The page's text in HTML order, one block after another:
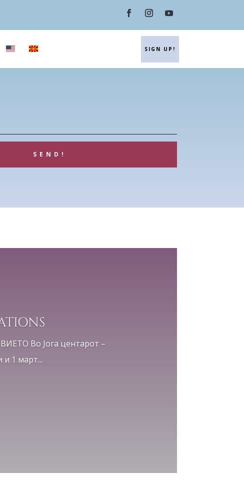
SIGN UP!
SEND!
Во Јога центарот –
и 1 март...